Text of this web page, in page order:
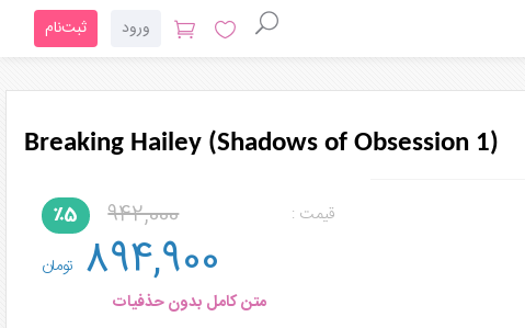
ورود ثبت‌نام
Breaking Hailey (Shadows of Obsession 1)
قیمت : 942,000 ٪5
894,900 تومان
متن کامل بدون حذفیات